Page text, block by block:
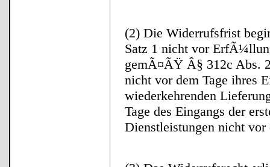
(2) Die Widerrufsfrist
Satz 1 nicht vor
gemÃ¤ÃŸ Â§ 312c Abs.
nicht vor dem Tage ihres
wiederkehrenden
Tage des Eingangs der
Dienstleistungen nicht vor